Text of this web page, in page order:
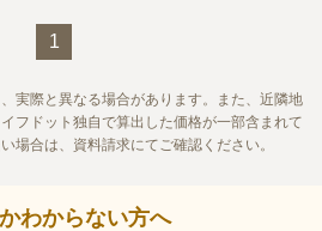
れていません。
1
実際と異なる場合があります。また、近隣地
フドット独自で算出した価格が一部含まれて
場合は、資料請求にてご確認ください。
わからない方へ